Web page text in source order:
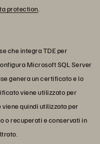
protection
che integra TDE per
Microsoft SQL Server
genera un certificato e lo
viene utilizzato per
quindi utilizzata per
o recuperati e conservati in